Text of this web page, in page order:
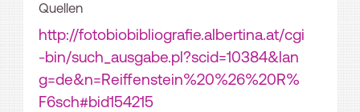
Quellen
http://fotobiobibliografie.albertina.at/cgi
-bin/such_ausgabe.pl?scid=10384&lan
g=de&n=Reiffenstein%20%26%20R%
F6sch#bid154215